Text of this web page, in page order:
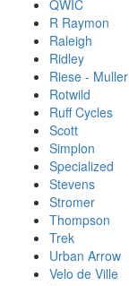
QWIC
R Raymon
Raleigh
Ridley
Riese - Muller
Rotwild
Ruff Cycles
Scott
Simplon
Specialized
Stevens
Stromer
Thompson
Trek
Urban Arrow
Velo de Ville